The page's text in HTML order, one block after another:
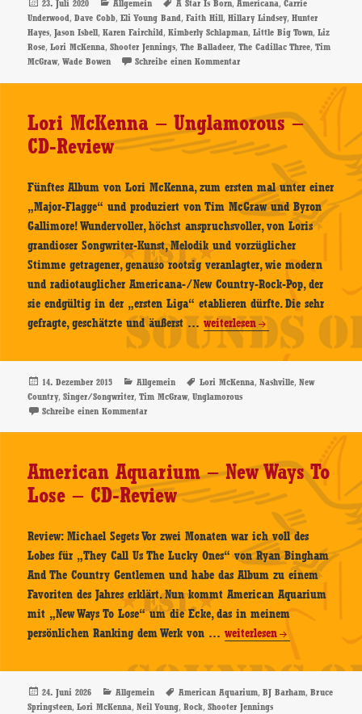
Balladeer
–
CD-
Review
am
23. Juli 2020 Allgemein A Star Is Born,Americana,Carrie
Underwood,Dave Cobb,Eli Young Band,Faith Hill,Hillary Lindsey,Hunter
Hayes,Jason Isbell,Karen Fairchild,Kimberly Schlapman,Little Big Town,Liz
Rose,Lori McKenna,Shooter Jennings,The Balladeer,The Cadillac Three,Tim
McGraw,Wade Bowen Schreibe einen Kommentarzu Lori McKenna – The
Lori McKenna – Unglamorous –
CD-Review
Fünftes Album von Lori McKenna, zum ersten mal unter einer
„Major-Flagge“ und produziert von Tim McGraw und Byron
Gallimore! Wundervoller, höchst anspruchsvoller, von Loris
grandioser Songwriter-Kunst, Melodik und vorzüglicher
Stimme getragener, genauso rootsig veranlagter, wie modern
und radiotauglicher Americana-/New Country-Rock-Pop, der
sie endgültig in der „ersten Liga“ etablieren dürfte. Die sehr
gefragte, geschätzte und äußerst …Lori
McKenna
–
Unglamorous
–
weiterlesen
Veröffentlicht
am
14. Dezember 2015 Kategorien
Allgemein Schlagwörter
Lori McKenna,Nashville,New
Country,Singer/Songwriter,Tim McGraw,Unglamorous
Schreibe einen Kommentarzu Lori McKenna – Unglamorous – CD-Review
American Aquarium – New Ways To
Lose – CD-Review
Review: Michael Segets Vor zwei Monaten war ich voll des
Lobes für „They Call Us The Lucky Ones“ von Ryan Bingham
And The Country Gentlemen und habe das Album zu einem
Favoriten des Jahres erklärt. Nun kommt American Aquarium
mit „New Ways To Lose“ um die Ecke, das in meinem
persönlichen Ranking dem Werk von …American
–
New
Ways
weiterlesen
Veröffentlicht
am
24. Juni 2026 Kategorien
Allgemein Schlagwörter
American Aquarium,BJ Barham,Bruce
Springsteen,Lori McKenna,Neil Young,Rock,Shooter Jennings